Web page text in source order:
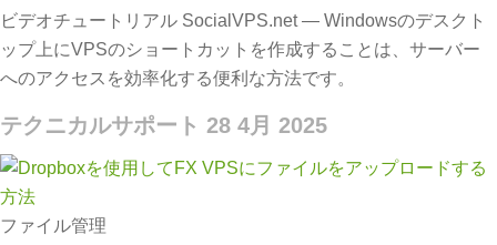
ビデオチュートリアル SocialVPS.net — Windowsのデスクト
ップ上にVPSのショートカットを作成することは、サーバー
へのアクセスを効率化する便利な方法です。
テクニカルサポート 28 4月 2025
ファイル管理